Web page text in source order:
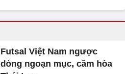
Futsal Việt Nam ngược
dòng ngoạn mục, cầm hòa